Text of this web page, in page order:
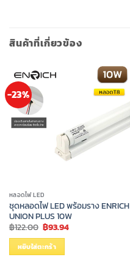
สินค้าที่เกี่ยวข้อง
-23%
หลอดไฟ LED
ชุดหลอดไฟ LED พร้อมราง ENRICH
UNION PLUS 10W
฿122.00 Original
price
was:
฿122.00.
฿93.94Current
price
หยิบใส่ตะกร้า